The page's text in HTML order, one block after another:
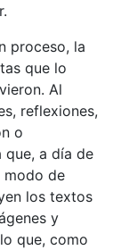
proceso, la
que lo
Al
reflexiones,
o
que, a día de
modo de
los textos
y
que, como